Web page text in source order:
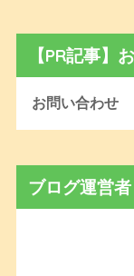
【PR記事】
お問い合わせ
ブログ運営者